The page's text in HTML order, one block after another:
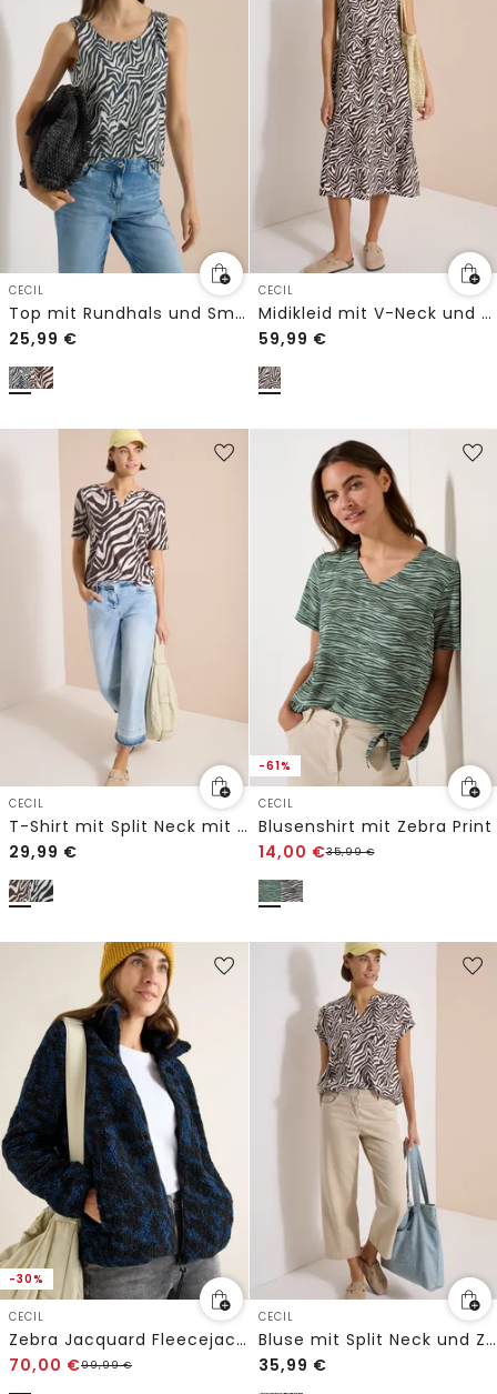
CECIL
Top mit Rundhals und Smokdetail
25,99 €
CECIL
Midikleid mit V-Neck und Zebraprint
59,99 €
CECIL
T-Shirt mit Split Neck mit Print
29,99 €
-61%
CECIL
Blusenshirt mit Zebra Print
14,00 €35,99€
-30%
CECIL
Zebra Jacquard Fleecejacke
70,00 €99,99€
CECIL
Bluse mit Split Neck und Zebra-Print
35,99 €